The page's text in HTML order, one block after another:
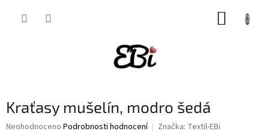
Kraťasy mušelín, modro šedá
Průměrné
Neohodnoceno Podrobnosti hodnocení Značka: Textil-EBi